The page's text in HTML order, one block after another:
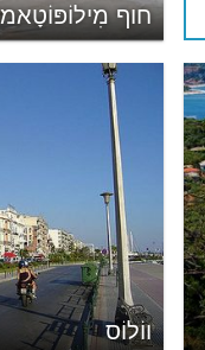
חוף
ווֹלוֹס